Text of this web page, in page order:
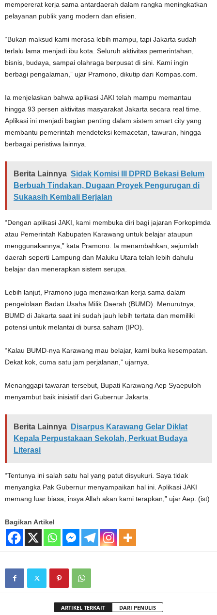
mempererat kerja sama antardaerah dalam rangka meningkatkan
pelayanan publik yang modern dan efisien.
“Bukan maksud kami merasa lebih mampu, tapi Jakarta sudah
terlalu lama menjadi ibu kota. Seluruh aktivitas pemerintahan,
bisnis, budaya, sampai olahraga berpusat di sini. Kami ingin
berbagi pengalaman,” ujar Pramono, dikutip dari Kompas.com.
Ia menjelaskan bahwa aplikasi JAKI telah mampu memantau
hingga 93 persen aktivitas masyarakat Jakarta secara real time.
Aplikasi ini menjadi bagian penting dalam sistem smart city yang
membantu pemerintah mendeteksi kemacetan, tawuran, hingga
berbagai peristiwa lainnya.
Berita Lainnya Sidak Komisi III DPRD Bekasi Belum
Berbuah Tindakan, Dugaan Proyek Pengurugan di
Sukaasih Kembali Berjalan
“Dengan aplikasi JAKI, kami membuka diri bagi jajaran Forkopimda
atau Pemerintah Kabupaten Karawang untuk belajar ataupun
menggunakannya,” kata Pramono. Ia menambahkan, sejumlah
daerah seperti Lampung dan Maluku Utara telah lebih dahulu
belajar dan menerapkan sistem serupa.
Lebih lanjut, Pramono juga menawarkan kerja sama dalam
pengelolaan Badan Usaha Milik Daerah (BUMD). Menurutnya,
BUMD di Jakarta saat ini sudah jauh lebih tertata dan memiliki
potensi untuk melantai di bursa saham (IPO).
“Kalau BUMD-nya Karawang mau belajar, kami buka kesempatan.
Dekat kok, cuma satu jam perjalanan,” ujarnya.
Menanggapi tawaran tersebut, Bupati Karawang Aep Syaepuloh
menyambut baik inisiatif dari Gubernur Jakarta.
Berita Lainnya
Disarpus Karawang Gelar Diklat
Kepala Perpustakaan Sekolah, Perkuat Budaya
Literasi
“Tentunya ini salah satu hal yang patut disyukuri. Saya tidak
menyangka Pak Gubernur menyampaikan hal ini. Aplikasi JAKI
memang luar biasa, insya Allah akan kami terapkan,” ujar Aep. (ist)
Bagikan Artikel
ARTIKEL TERKAIT DARI PENULIS